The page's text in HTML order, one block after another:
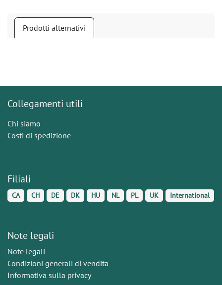
Prodotti alternativi
Collegamenti utili
Chi siamo
Costi di spedizione
Filiali
CA CH DE DK HU NL PL UK International
Note legali
Note legali
Condizioni generali di vendita
Informativa sulla privacy